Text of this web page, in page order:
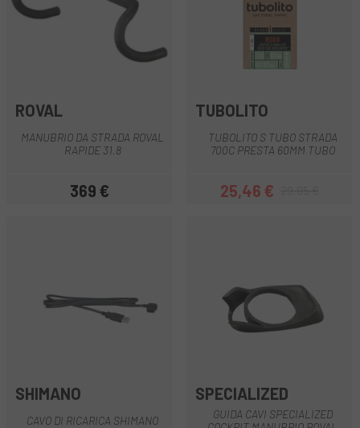
ROVAL
MANUBRIO DA STRADA ROVAL
RAPIDE 31.8
Prezzo
369 €
TUBOLITO
TUBOLITO S TUBO STRADA
700C PRESTA 60MM TUBO
Prezzo
25,46 €Prezzo base
SHIMANO
CAVO DI RICARICA SHIMANO
SPECIALIZED
GUIDA CAVI SPECIALIZED